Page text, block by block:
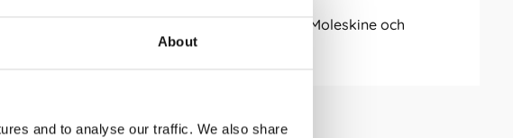
About
and to analyse our traffic. We also share
annat Burde, Almanacksförlaget, Filofax, Moleskine och